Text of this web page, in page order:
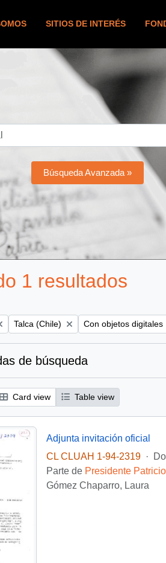
SITIOS DE INTERÉS
Búsqueda Avanzada »
1 resultados
Remove filter:
Talca (Chile) Remove filter:
Con objetos digitales
de búsqueda
Card view Table view
Adjunta invitación oficial
CL CLUAH 1-94-2319
·
Parte de Presidente
Gómez Chaparro, Laura